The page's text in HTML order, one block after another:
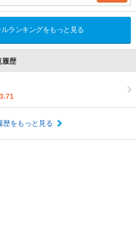
ランキングをもっと見る
履歴
3.71
歴をもっと見る